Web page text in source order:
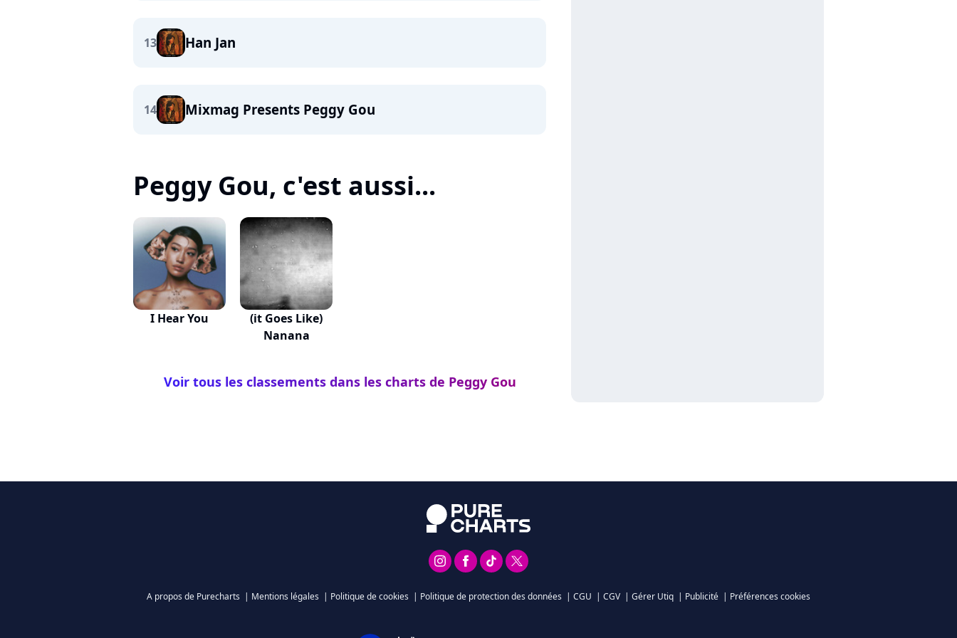
13 Han Jan
14 Mixmag Presents Peggy Gou
Peggy Gou, c'est aussi...
I Hear You
(it Goes Like)
Nanana
Voir tous les classements dans les charts de Peggy Gou
A propos de Purecharts | Mentions légales | Politique de cookies | Politique de protection des données | CGU | CGV | Gérer Utiq | Publicité | Préférences cookies